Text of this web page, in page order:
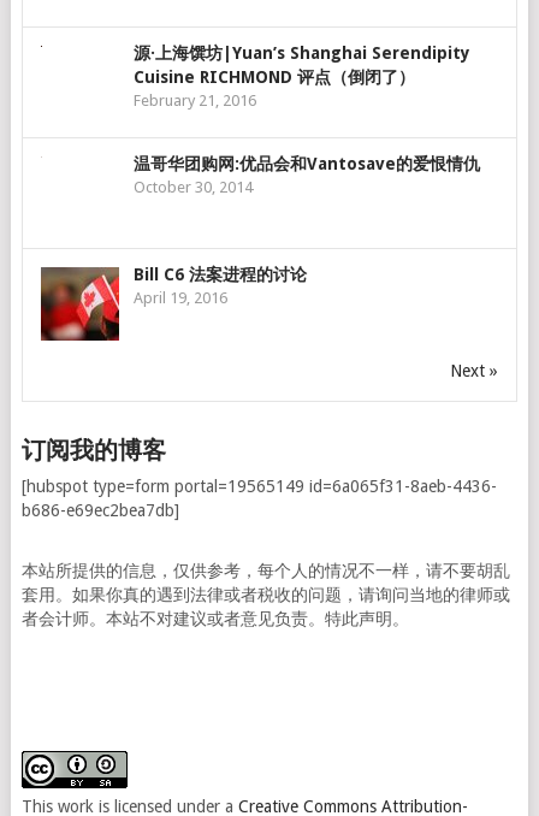
源·上海馔坊|Yuan’s Shanghai Serendipity
Cuisine RICHMOND 评点（倒闭了）
February 21, 2016
温哥华团购网:优品会和Vantosave的爱恨情仇
October 30, 2014
Bill C6 法案进程的讨论
April 19, 2016
Next »
订阅我的博客
[hubspot type=form portal=19565149 id=6a065f31-8aeb-4436-
b686-e69ec2bea7db]
本站所提供的信息，仅供参考，每个人的情况不一样，请不要胡乱
套用。如果你真的遇到法律或者税收的问题，请询问当地的律师或
者会计师。本站不对建议或者意见负责。特此声明。
This work is licensed under a Creative Commons Attribution-